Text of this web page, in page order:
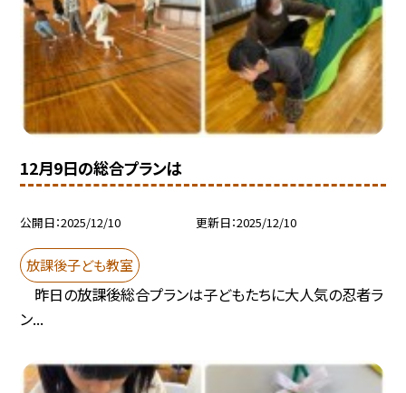
12月9日の総合プランは
公開日 2025/12/10 更新日 2025/12/10
放課後子ども教室
昨日の放課後総合プランは子どもたちに大人気の忍者ラ
ン...